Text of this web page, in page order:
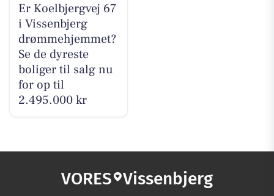
Er Koelbjergvej 67
i Vissenbjerg
drømmehjemmet?
Se de dyreste
boliger til salg nu
for op til
2.495.000 kr
VORES Vissenbjerg